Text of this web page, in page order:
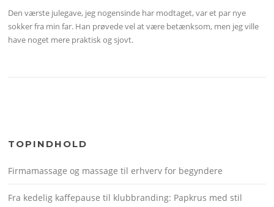
Den værste julegave, jeg nogensinde har modtaget, var et par nye
sokker fra min far. Han prøvede vel at være betænksom, men jeg ville
have noget mere praktisk og sjovt.
TOPINDHOLD
Firmamassage og massage til erhverv for begyndere
Fra kedelig kaffepause til klubbranding: Papkrus med stil